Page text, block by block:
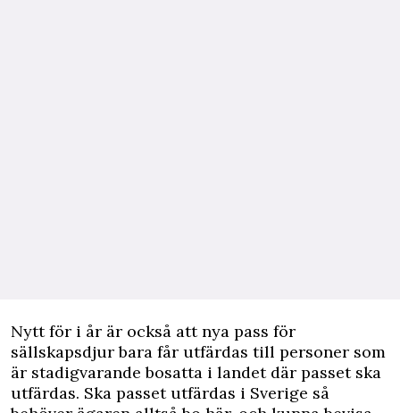
Nytt för i år är också att nya pass för
sällskapsdjur bara får utfärdas till personer som
är stadigvarande bosatta i landet där passet ska
utfärdas. Ska passet utfärdas i Sverige så